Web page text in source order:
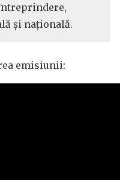
și națională.
emisiunii: